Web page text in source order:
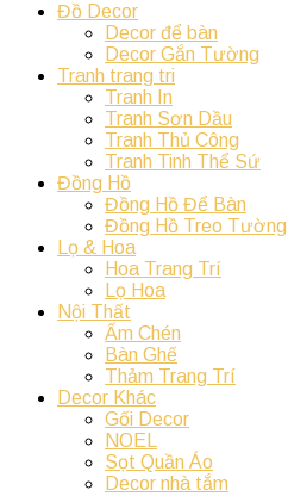
Đồ Decor
Decor để bàn
Decor Gắn Tường
Tranh trang tri
Tranh In
Tranh Sơn Dầu
Tranh Thủ Công
Tranh Tinh Thể Sứ
Đồng Hồ
Đồng Hồ Để Bàn
Đồng Hồ Treo Tường
Lọ & Hoa
Hoa Trang Trí
Lọ Hoa
Nội Thất
Ấm Chén
Bàn Ghế
Thảm Trang Trí
Decor Khác
Gối Decor
NOEL
Sọt Quần Áo
Decor nhà tắm